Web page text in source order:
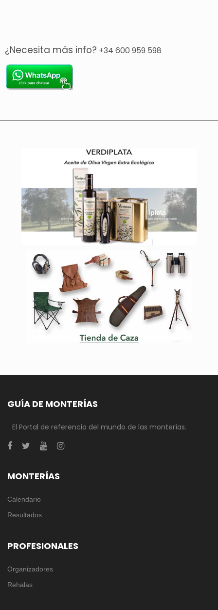
¿Necesita más info? +34 600 959 598
GUÍA DE MONTERÍAS
El Portal de referencia del mundo de las monterías.
MONTERÍAS
Calendario
Resultados
PROFESIONALES
Organizadores
Rehalas